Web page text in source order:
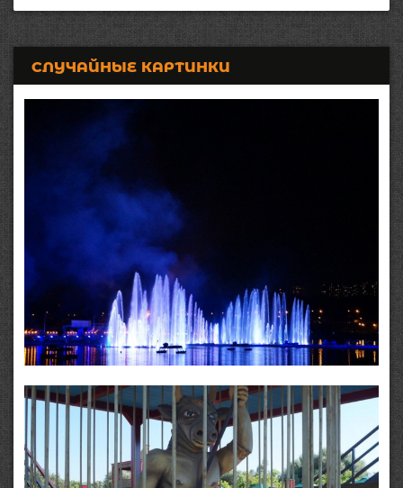
СЛУЧАЙНЫЕ КАРТИНКИ